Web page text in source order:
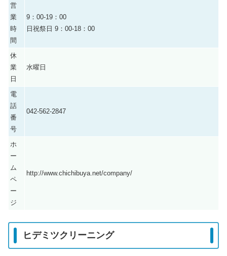
営
業
時
間
9：00-19：00
日祝祭日 9：00-18：00
休
業
日
水曜日
電
話
番
号
042-562-2847
ホ
ー
ム
ペ
ー
ジ
http://www.chichibuya.net/company/
ヒデミツクリーニング